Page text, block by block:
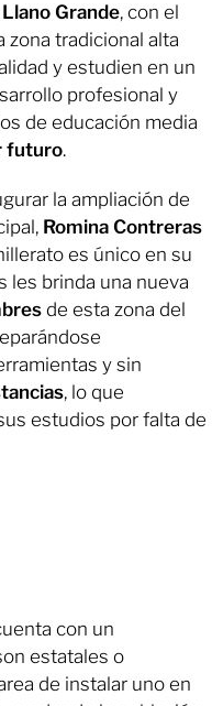
Llano Grande, con el
zona tradicional alta
y estudien en un
profesional y
de educación media
futuro.
la ampliación de
Romina Contreras
es único en su
les brinda una nueva
de esta zona del
y sin
, lo que
estudios por falta de
con un
estatales o
de instalar uno en